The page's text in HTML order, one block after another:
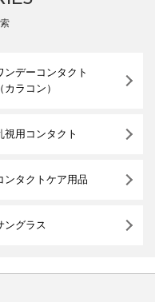
ンデーコンタクト
（カラコン）
視用コンタクト
ンタクトケア用品
ングラス